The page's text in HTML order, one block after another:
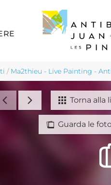
/ Ma2thieu - Live Painting -
Torna alla
Guarda le